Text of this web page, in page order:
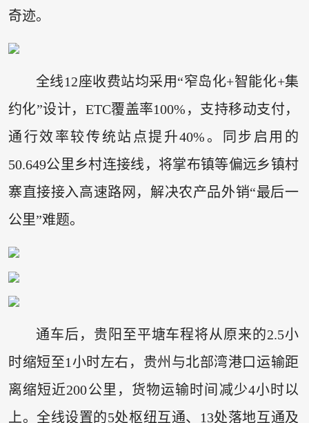
奇迹。
全线12座收费站均采用“窄岛化+智能化+集
约化”设计，ETC覆盖率100%，支持移动支付，
通行效率较传统站点提升40%。同步启用的
50.649公里乡村连接线，将掌布镇等偏远乡镇村
寨直接接入高速路网，解决农产品外销“最后一
公里”难题。
通车后，贵阳至平塘车程将从原来的2.5小
时缩短至1小时左右，贵州与北部湾港口运输距
离缩短近200公里，货物运输时间减少4小时以
上。全线设置的5处枢纽互通、13处落地互通及